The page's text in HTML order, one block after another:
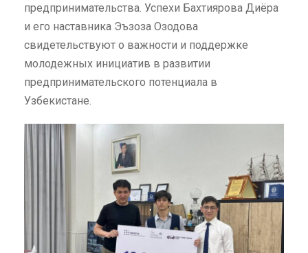
предпринимательства. Успехи Бахтиярова Диёра
и его наставника Эъзоза Озодова
свидетельствуют о важности и поддержке
молодежных инициатив в развитии
предпринимательского потенциала в
Узбекистане.